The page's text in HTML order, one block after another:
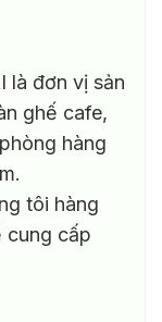
là đơn vị sản
ghế cafe,
hàng
tôi hàng
cung cấp